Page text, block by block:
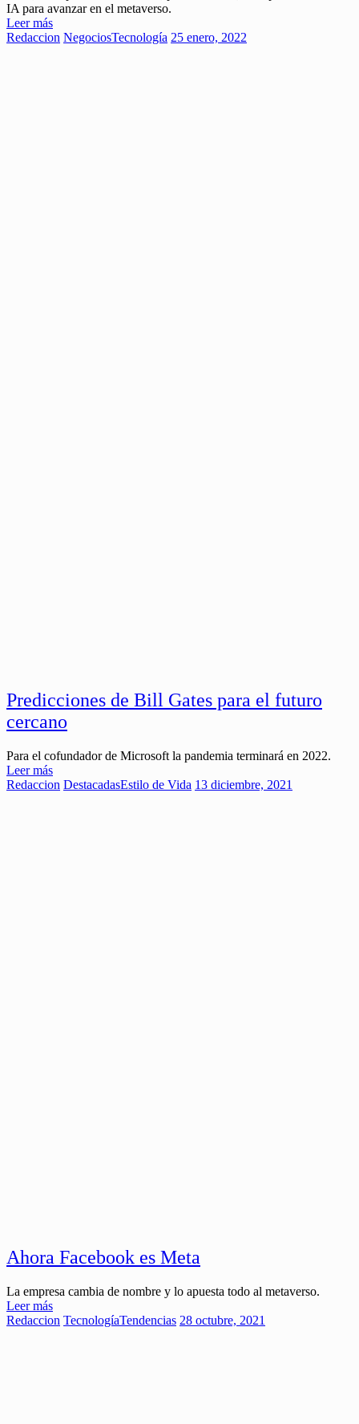
IA para avanzar en el metaverso.
Leer más
Redaccion NegociosTecnología 25 enero, 2022
Predicciones de Bill Gates para el futuro
cercano
Para el cofundador de Microsoft la pandemia terminará en 2022.
Leer más
Redaccion DestacadasEstilo de Vida 13 diciembre, 2021
Ahora Facebook es Meta
La empresa cambia de nombre y lo apuesta todo al metaverso.
Leer más
Redaccion TecnologíaTendencias 28 octubre, 2021